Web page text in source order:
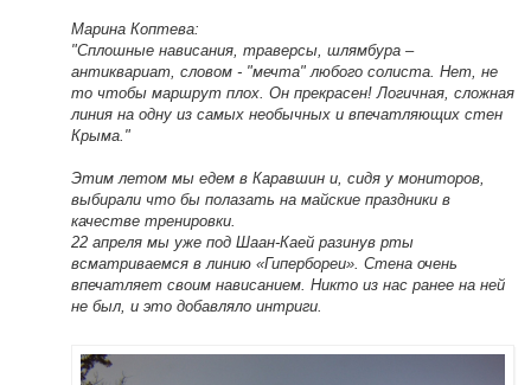
Марина Коптева:
"Сплошные нависания, траверсы, шлямбура –
антиквариат, словом - "мечта" любого солиста. Нет, не
то чтобы маршрут плох. Он прекрасен! Логичная, сложная
линия на одну из самых необычных и впечатляющих стен
Крыма."
Этим летом мы едем в Каравшин и, сидя у мониторов,
выбирали что бы полазать на майские праздники в
качестве тренировки.
22 апреля мы уже под Шаан-Каей разинув рты
всматриваемся в линию «Гипербореи». Стена очень
впечатляет своим нависанием. Никто из нас ранее на ней
не был, и это добавляло интриги.